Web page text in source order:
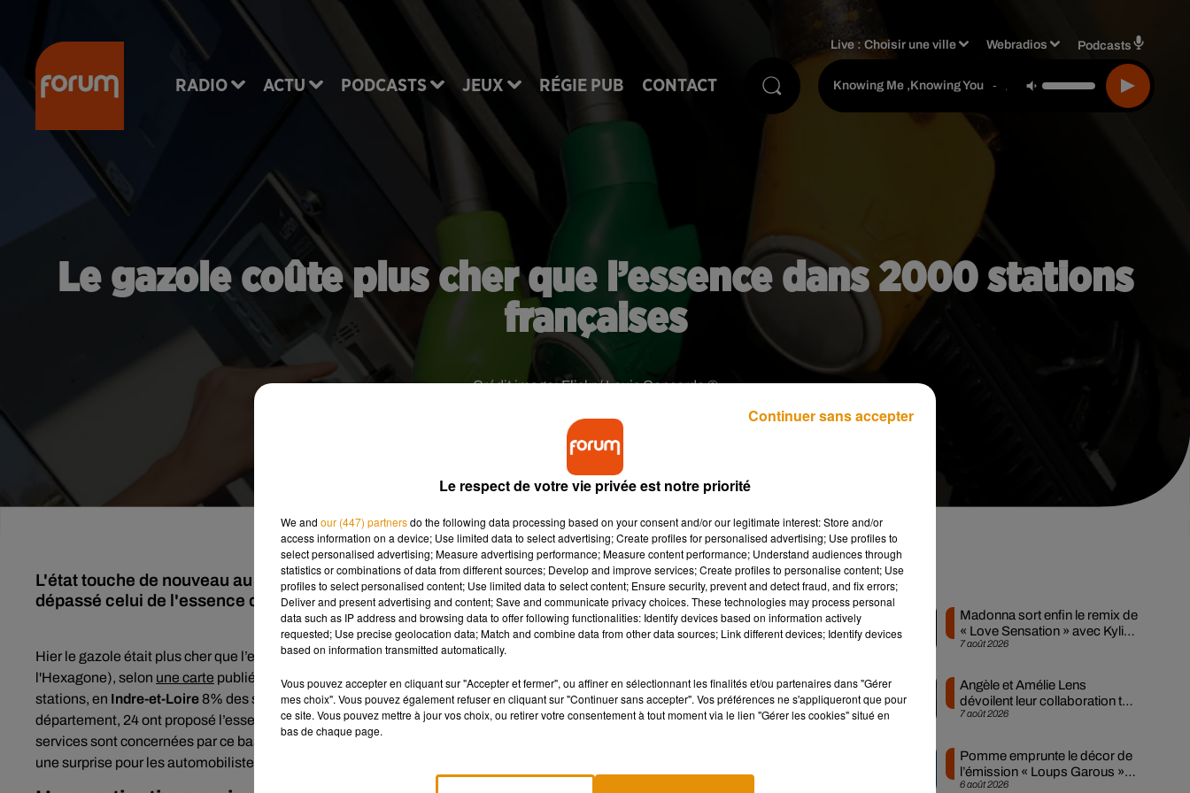
RADIO ACTU PODCASTS JEUX RÉGIE PUB CONTACT
Live :Choisir une ville Webradios Podcasts
Knowing Me ,knowing You - Abba
Le gazole coûte plus cher que l’essence dans 2000 stations
françaises
Crédit image:Flickr / Louis Concorde ©
L'état touche de nouveau au porte-monnaie des automobilistes français ! Hier, le prix du diesel a
dépassé celui de l'essence dans de nombreuses stations-services.
Hier le gazole était plus cher que l’essence dans près de 2100 stations-services françaises (sur les
l'Hexagone), selon une carte publiée par le gouvernement sur internet. En Charente, à Angoulême, ce fut le cas dans six
stations, en Indre-et-Loire8% des stations ont été concernées. Dans leMaine-et-Loire, sur les 71 stations-services du
département, 24 ont proposé l’essence à un prix moins élevé que celui du gazole. A l’échelle nationale, 20 % des stations-
services sont concernées par ce basculement historique (jusqu'à 60% par endroit). Mais la mauvaise nouvelle n’est en rien
une surprise pour les automobilistes.
Musique
7 août 2026
Madonna sort enfin le remix de
« Love Sensation » avec Kylie
Minogue
7 août 2026
Angèle et Amélie Lens
dévoilent leur collaboration tant
attendue
6 août 2026
Pomme emprunte le décor de
l’émission « Loups Garous »
pour son...
Le respect de votre vie privée est notre priorité
We and our (447) partnersdo the following data processing based on your consent and/or our legitimate interest: Store and/or
access information on a device; Use limited data to select advertising; Create profiles for personalised advertising; Use profiles to
select personalised advertising; Measure advertising performance; Measure content performance; Understand audiences through
statistics or combinations of data from different sources; Develop and improve services; Create profiles to personalise content; Use
profiles to select personalised content; Use limited data to select content; Ensure security, prevent and detect fraud, and fix errors;
Deliver and present advertising and content; Save and communicate privacy choices. These technologies may process personal
data such as IP address and browsing data to offer following functionalities: Identify devices based on information actively
requested; Use precise geolocation data; Match and combine data from other data sources; Link different devices; Identify devices
based on information transmitted automatically.
Vous pouvez accepter en cliquant sur "Accepter et fermer", ou affiner en sélectionnant les finalités et/ou partenaires dans "Gérer
mes choix". Vous pouvez également refuser en cliquant sur "Continuer sans accepter". Vos préférences ne s'appliqueront que pour
ce site. Vous pouvez mettre à jour vos choix, ou retirer votre consentement à tout moment via le lien "Gérer les cookies" situé en
bas de chaque page.
Continuer sans accepter